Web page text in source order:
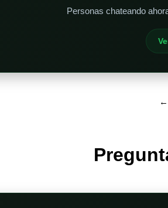
Personas chateando
←